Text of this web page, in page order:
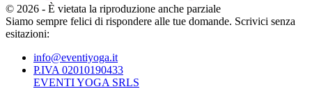
© 2026 - È vietata la riproduzione anche parziale
Siamo sempre felici di rispondere alle tue domande. Scrivici senza
esitazioni:
info@eventiyoga.it
P.IVA 02010190433
EVENTI YOGA SRLS